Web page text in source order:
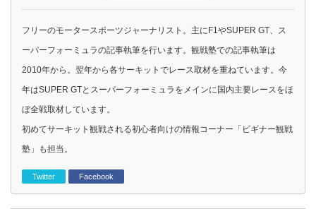
フリーのモータースポーツジャーナリスト。主にF1やSUPER GT、ス
ーパーフォーミュラの記事執筆を行います。観戦塾での記事執筆は
2010年から。翌年から各サーキットでレース取材を重ねています。今
年はSUPER GTとスーパーフォーミュラをメインに国内主要レースをほ
ぼ全戦取材しています。
初めてサーキット観戦される初心者向けの情報コーナー「ビギナー観戦
塾」も担当。
Twitter Facebook